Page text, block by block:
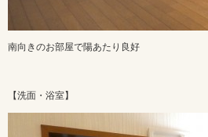
南向きのお部屋で陽あたり良好
【洗面・浴室】